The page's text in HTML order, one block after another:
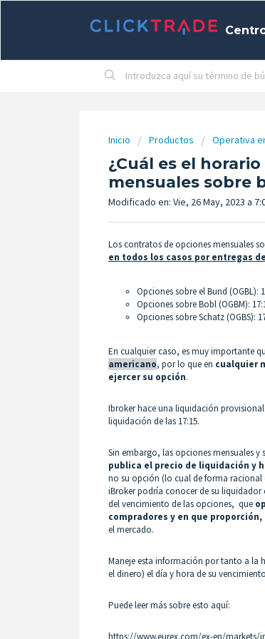
Inicio Productos Operativa
¿Cuál es el
mensuales sobre
Modificado en: Vie, 26 May, 2023 a
Los contratos de opciones mensuales
en todos los casos por entregas
Opciones sobre el Bund (OGBL):
Opciones sobre Bobl (OGBM):
Opciones sobre Schatz (OGBS):
En cualquier caso, es muy importante
americano, por lo que en cualquier
ejercer su opción.
Ibroker hace una liquidación
liquidación de las 17:15.
Sin embargo, las opciones mensuales y
publica el precio de liquidación y
no su opción (lo cual de forma racional
iBroker podría conocer de su liquidador
del vencimiento de las opciones, que
compradores y en que proporción,
el mercado.
Maneje esta información por tanto a la
el dinero) el día y hora de su
Puede leer más sobre esto aquí:
https://www.eurex.com/ex-en/markets/